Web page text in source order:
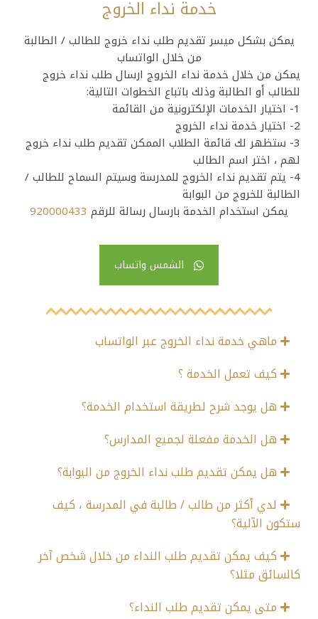
خدمة نداء الخروج
يمكن بشكل ميسر تقديم طلب نداء خروج للطالب / الطالبة
من خلال الواتساب
يمكن من خلال خدمة نداء الخروج ارسال طلب نداء خروج
للطالب أو الطالبة وذلك باتباع الخطوات التالية:
1- اختيار الخدمات الإلكترونية من القائمة
2- اختيار خدمة نداء الخروج
3- ستظهر لك قائمة الطلاب الممكن تقديم طلب نداء خروج
لهم ، اختر اسم الطالب
4- يتم تقديم نداء الخروج للمدرسة وسيتم السماح للطالب /
الطالبة للخروج من البوابة
يمكن استخدام الخدمة بارسال رسالة للرقم 920000433
الشمس واتساب
ماهي خدمة نداء الخروج عبر الواتساب
كيف تعمل الخدمة ؟
هل يوجد شرح لطريقة استخدام الخدمة؟
هل الخدمة مفعلة لجميع المدارس؟
هل يمكن تقديم طلب نداء الخروج من البوابة؟
لدي أكثر من طالب / طالبة في المدرسة ، كيف
ستكون الآلية؟
كيف يمكن تقديم طلب النداء من خلال شخص آخر
كالسائق مثلا؟
متى يمكن تقديم طلب النداء؟